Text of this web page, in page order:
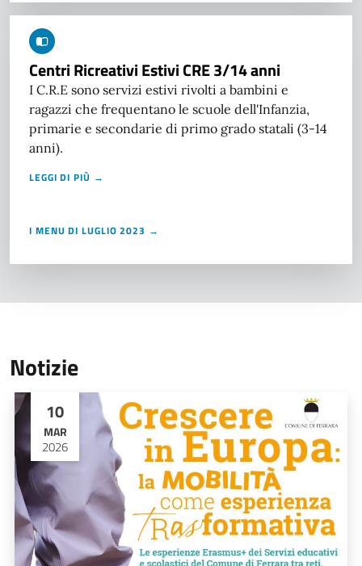
Centri Ricreativi Estivi CRE 3/14 anni
I C.R.E sono servizi estivi rivolti a bambini e
ragazzi che frequentano le scuole dell'Infanzia,
primarie e secondarie di primo grado statali (3-14
anni).
LEGGI DI PIÙ →
I MENU DI LUGLIO 2023 →
Notizie
10
MAR
2026